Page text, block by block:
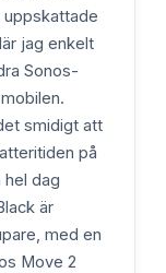
jag enkelt
Sonos-
smidigt att
på
dag
är
med en
Move 2